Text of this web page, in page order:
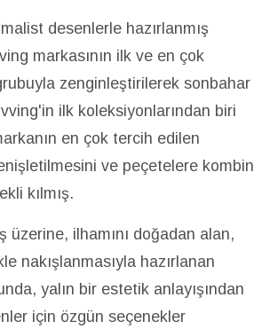
desenlerle hazırlanmış
markasının ilk ve en çok
zenginleştirilerek sonbahar
ilk koleksiyonlarından biri
en çok tercih edilen
ve peçetelere kombin
kılmış.
üzerine, ilhamını doğadan alan,
nakışlanmasıyla hazırlanan
yalın bir estetik anlayışından
için özgün seçenekler